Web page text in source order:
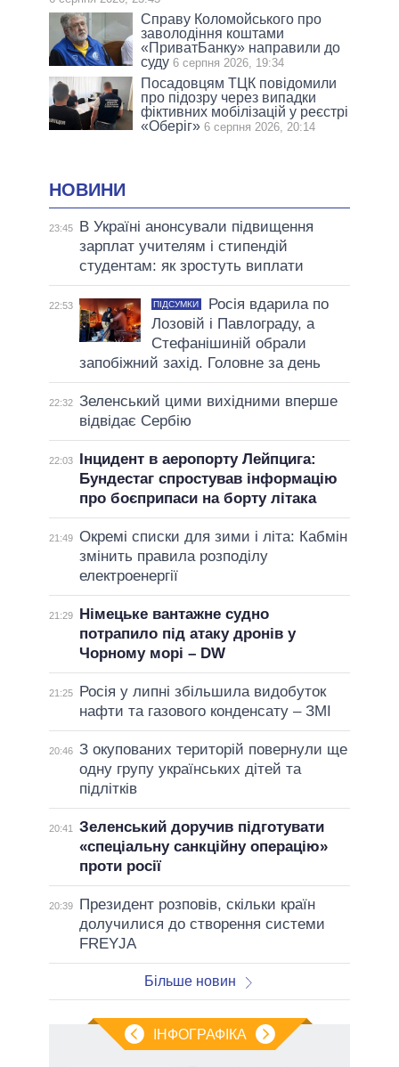
Справу Коломойського про
заволодіння коштами
«ПриватБанку» направили до
суду 6 серпня 2026, 19:34
Посадовцям ТЦК повідомили
про підозру через випадки
фіктивних мобілізацій у реєстрі
«Оберіг» 6 серпня 2026, 20:14
НОВИНИ
23:45
В Україні анонсували підвищення
зарплат учителям і стипендій
студентам: як зростуть виплати
22:53 ПІДСУМКИ
Росія вдарила по
Лозовій і Павлограду, а
Стефанішиній обрали
запобіжний захід. Головне за день
22:32 Зеленський цими вихідними вперше
відвідає Сербію
22:03
Інцидент в аеропорту Лейпцига:
Бундестаг спростував інформацію
про боєприпаси на борту літака
21:49 Окремі списки для зими і літа: Кабмін
змінить правила розподілу
електроенергії
21:29
Німецьке вантажне судно
потрапило під атаку дронів у
Чорному морі – DW
21:25
Росія у липні збільшила видобуток
нафти та газового конденсату – ЗМІ
20:46 З окупованих територій повернули ще
одну групу українських дітей та
підлітків
20:41
Зеленський доручив підготувати
«спеціальну санкційну операцію»
проти росії
20:39
Президент розповів, скільки країн
долучилися до створення системи
FREYJA
Більше новин
ІНФОГРАФІКА